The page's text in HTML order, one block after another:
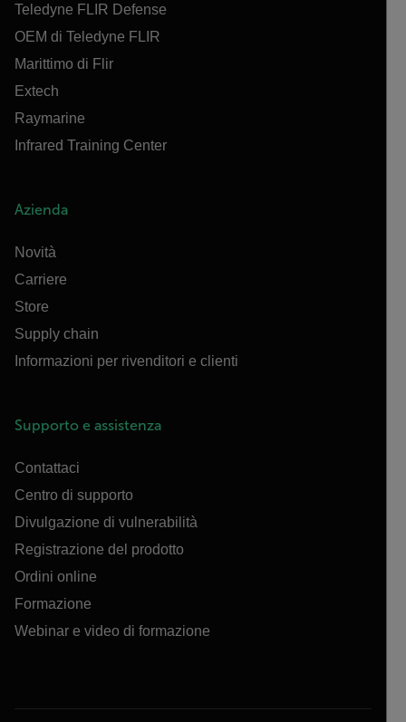
Teledyne FLIR Defense
OEM di Teledyne FLIR
Marittimo di Flir
Extech
Raymarine
Infrared Training Center
Azienda
Novità
Carriere
Store
Supply chain
Informazioni per rivenditori e clienti
Supporto e assistenza
Contattaci
Centro di supporto
Divulgazione di vulnerabilità
Registrazione del prodotto
Ordini online
Formazione
Webinar e video di formazione